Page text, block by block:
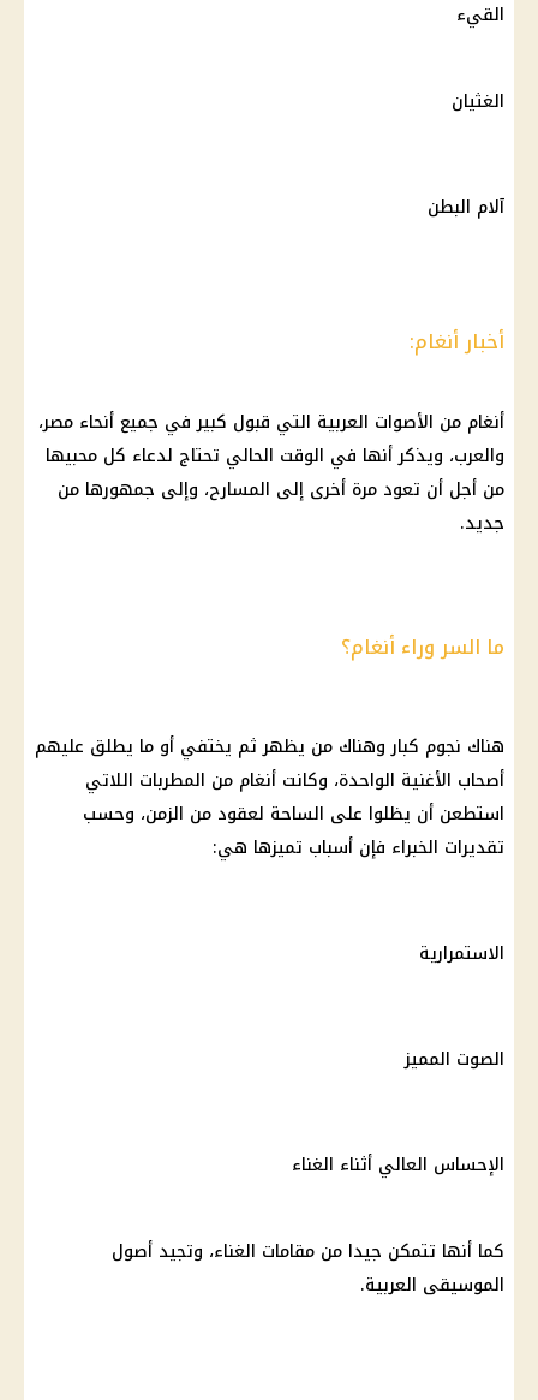
القيء
الغثيان
آلام البطن
أخبار أنغام:
أنغام من الأصوات العربية التي قبول كبير في جميع أنحاء مصر،
والعرب، ويذكر أنها في الوقت الحالي تحتاج لدعاء كل محبيها
من أجل أن تعود مرة أخرى إلى المسارح، وإلى جمهورها من
جديد.
ما السر وراء أنغام؟
هناك نجوم كبار وهناك من يظهر ثم يختفي أو ما يطلق عليهم
أصحاب الأغنية الواحدة، وكانت أنغام من المطربات اللاتي
استطعن أن يظلوا على الساحة لعقود من الزمن، وحسب
تقديرات الخبراء فإن أسباب تميزها هي:
الاستمرارية
الصوت المميز
الإحساس العالي أثناء الغناء
كما أنها تتمكن جيدا من مقامات الغناء، وتجيد أصول
الموسيقى العربية.